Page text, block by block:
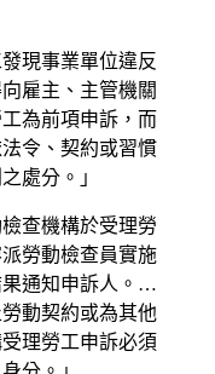
現事業單位違反
雇主、主管機關
為前項申訴，而
令、契約或習慣
處分。」
查機構於受理勞
勞動檢查員實施
果通知申訴人。…
動契約或為其他
理勞工申訴必須